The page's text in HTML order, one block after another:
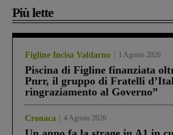
Più lette
Figline Incisa Valdarno 1 Agosto 2026
Piscina di Figline finanziata
Pnrr, il gruppo di Fratelli
ringraziamento al Governo”
Cronaca 4 Agosto 2026